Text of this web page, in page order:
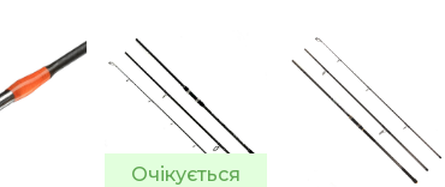
Очікується